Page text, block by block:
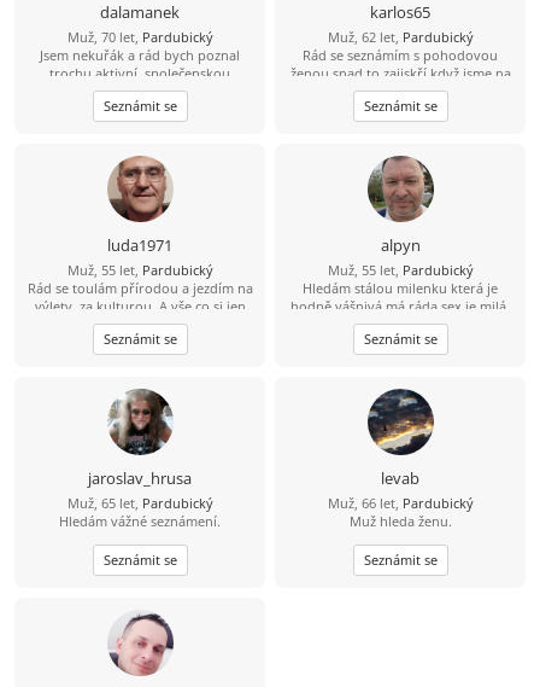
dalamanek
Muž, 70 let, Pardubický
Jsem nekuřák a rád bych poznal
trochu aktivní, společenskou
ženu.Když se ozvete,určitě si o sobě
povíme víc. Petr
Seznámit se
karlos65
Muž, 62 let, Pardubický
Rád se seznámím s pohodovou
ženou,snad to zajiskří když jsme na
jiskření
Seznámit se
luda1971
Muž, 55 let, Pardubický
Rád se toulám přírodou a jezdím na
výlety, za kulturou. A vše co si jen
budeme přát. Hledám upřímnou a
pohodovou ženu. Štíhlejší postavy.
Pardubicko. Najdu zde novou lásku
Seznámit se
alpyn
Muž, 55 let, Pardubický
Hledám stálou milenku která je
hodně vášnivá,má ráda sex,je milá,
bezprostřední a na nic si nehraje
stejně jako já.
Seznámit se
jaroslav_hrusa
Muž, 65 let, Pardubický
Hledám vážné seznámení.
Seznámit se
levab
Muž, 66 let, Pardubický
Muž hleda ženu.
Seznámit se